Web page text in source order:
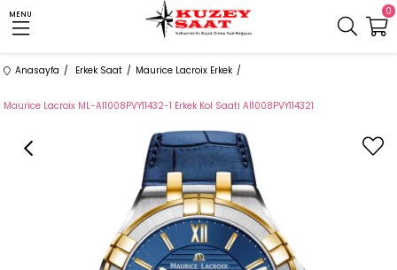
MENU 0
Anasayfa Erkek Saat Maurice Lacroix Erkek
Maurice Lacroix ML-AI1008PVY11432-1 Erkek Kol Saati AI1008PVY114321